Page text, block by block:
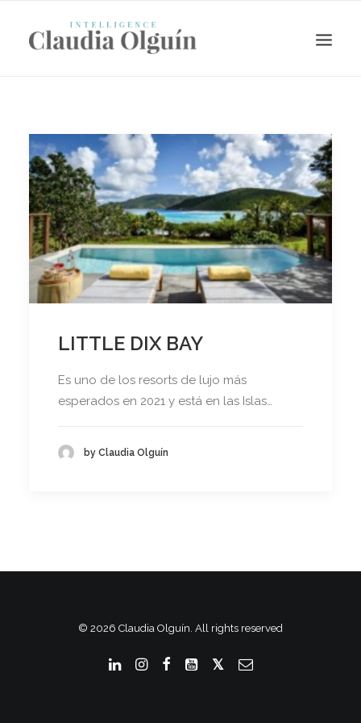
Search
LITTLE DIX BAY
Es uno de los resorts de lujo más
esperados en 2021 y está en las Islas…
by Claudia Olguín
© 2026 Claudia Olguín. All rights reserved